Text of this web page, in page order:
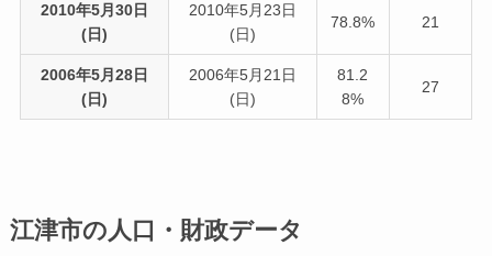
2010年5月30日
(日)
2010年5月23日
(日)
78.8% 21
2006年5月28日
(日)
2006年5月21日
(日)
81.2
8%
27
江津市の人口・財政データ